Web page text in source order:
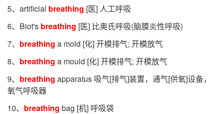
5、artificial breathing [医] 人工呼吸
6、Biot's breathing [医] 比奥氏呼吸(脑膜炎性呼吸)
7、 breathing a mold [化] 开模排气; 开模放气
8、 breathing a mould [化] 开模排气; 开模放气
9、 breathing apparatus 吸气[排气]装置，通气[供氧]设备，
氧气呼吸器
10、 breathing bag [机] 呼吸袋